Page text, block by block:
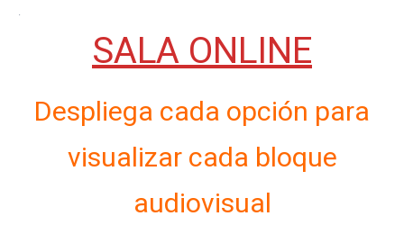
.
SALA ONLINE
Despliega cada opción para
visualizar cada bloque
audiovisual